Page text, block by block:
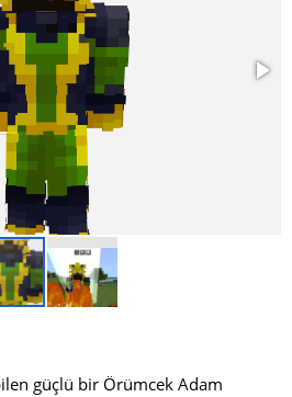
güçlü bir Örümcek Adam